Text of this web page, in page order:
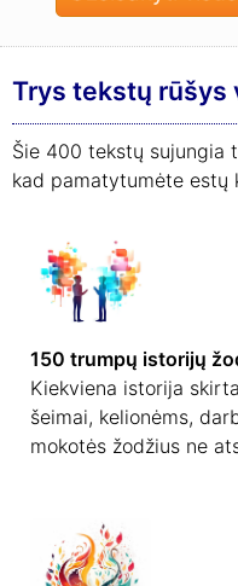
Trys tekstų rūšys
Šie 400 tekstų sujungia
kad pamatytumėte estų
150 trumpų istorijų
Kiekviena istorija
šeimai, kelionėms,
mokotės žodžius ne